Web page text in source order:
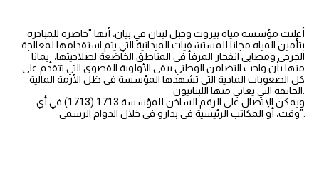
أعلنت مؤسسة مياه بيروت وجبل لبنان في بيان، أنها "حاضرة للمبادرة
بتأمين المياه مجانا للمستشفيات الميدانية التي يتم استقدامها لمعالجة
الجرحى ومصابي انفجار المرفأ في المناطق الخاضعة لصلاحيتها، إيمانا
منها بأن واجب التضامن الوطني يبقى الأولوية القصوى التي تتقدم على
كل الصعوبات المادية التي تشهدها المؤسسة في ظل الأزمة المالية
ويمكن الإتصال على الرقم الساخن للمؤسسة 1713 (1713) في أي
وقت، أو المكاتب الرئيسية في بدارو في خلال الدوام الرسمي".